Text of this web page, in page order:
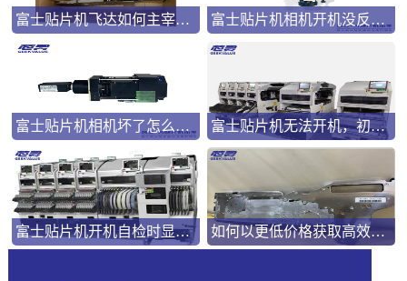
富士贴片机飞达如何主宰生产效率？ 富士贴片机相机开机没反应怎么办？
富士贴片机相机坏了怎么办？哪里能修？ 富士贴片机无法开机，初始化时显示1394 Not Inserted怎么处理
富士贴片机开机自检时显示报警EB02怎么处理 如何以更低价格获取高效FUJI W8 FEEDER？完整指南